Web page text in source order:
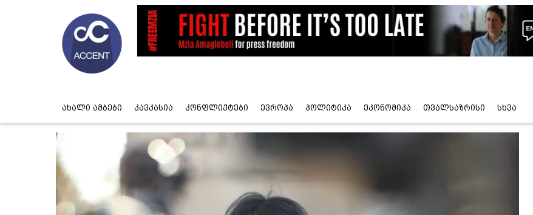
ახალი ამბები კავკასია კონფლიქტები ევროპა პოლიტიკა ეკონომიკა თვალსაზრისი სხვა